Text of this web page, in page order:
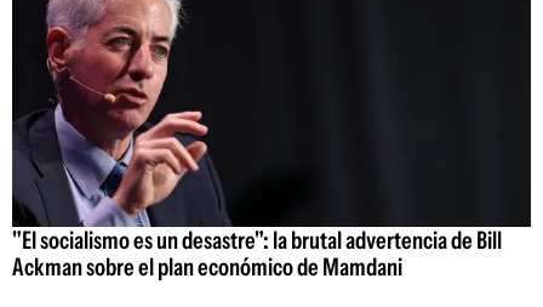
"El socialismo es un desastre": la brutal advertencia de Bill
Ackman sobre el plan económico de Mamdani